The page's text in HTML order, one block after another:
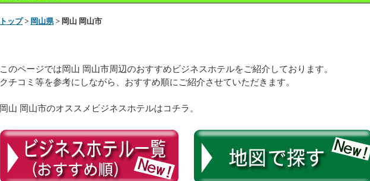
トップ> 岡山県> 岡山 岡山市
このページでは岡山 岡山市周辺のおすすめビジネスホテルをご紹介しております。
クチコミ等を参考にしながら、おすすめ順にご紹介させていただきます。
岡山 岡山市のオススメビジネスホテルはコチラ。